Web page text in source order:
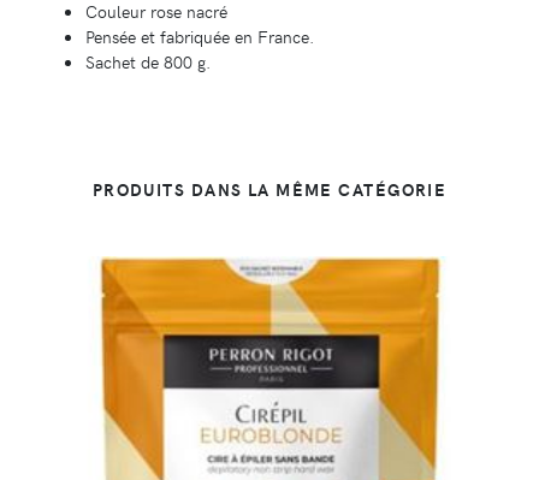
Couleur rose nacré
Pensée et fabriquée en France.
Sachet de 800 g.
PRODUITS DANS LA MÊME CATÉGORIE